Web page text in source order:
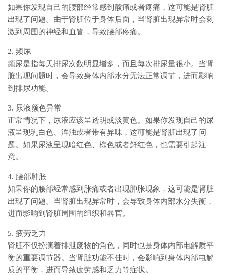
如果你发现自己的腰部经常感到酸痛或者疼痛，这可能是肾脏
出现了问题。由于肾脏位于身体后面，当肾脏出现异常时会刺
激到周围的神经和血管，导致腰部疼痛。
2. 频尿
频尿是指每天排尿次数明显增多，而且每次排尿量很小。当肾
脏出现问题时，会导致身体内部水分无法正常调节，进而影响
到排尿功能。
3. 尿液颜色异常
正常情况下，尿液应该呈透明或淡黄色。如果你发现自己的尿
液呈现乳白色、浑浊或者带有异味，这可能是肾脏出现了问
题。如果尿液呈现暗红色、棕色或者鲜红色，也需要引起注
意。
4. 腰部肿胀
如果你的腰部经常感到胀痛或者出现肿胀现象，这可能是肾脏
出现了问题。当肾脏出现异常时，会导致身体内部水分失衡，
进而影响到肾脏周围的组织和器官。
5. 疲劳乏力
肾脏不仅扮演着排泄废物的角色，同时也是身体内部电解质平
衡的重要调节器。当肾脏功能不佳时，会影响到身体内部电解
质的平衡，进而导致疲劳感和乏力等症状。